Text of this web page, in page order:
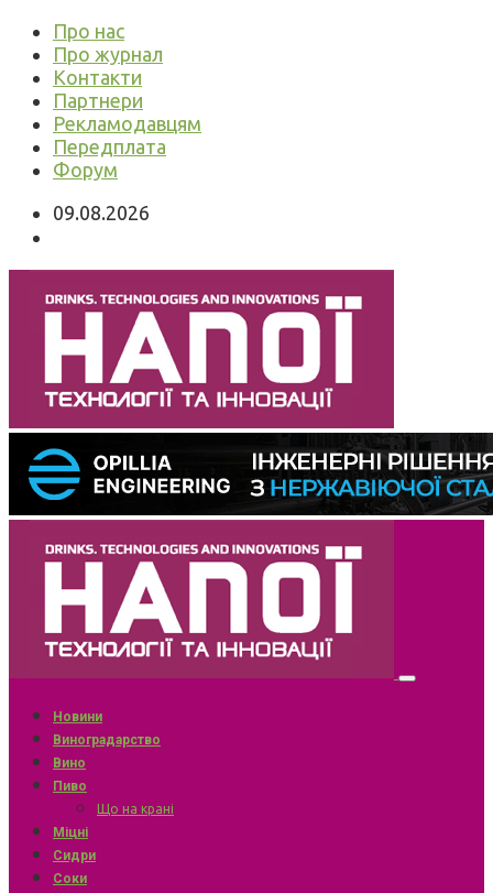
Про нас
Про журнал
Контакти
Партнери
Рекламодавцям
Передплата
Форум
09.08.2026
Новини
Виноградарство
Вино
Пиво
Що на крані
Міцні
Сидри
Соки